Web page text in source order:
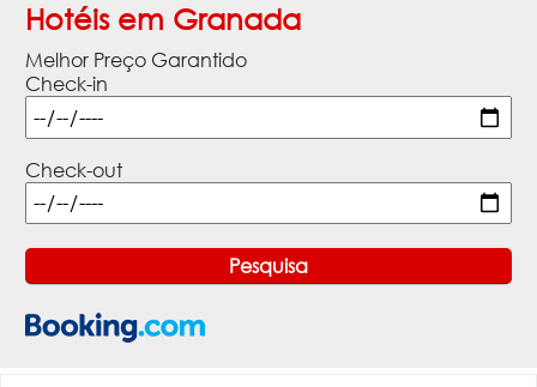
Hotéis em Granada
Melhor Preço Garantido
Check-in
Check-out